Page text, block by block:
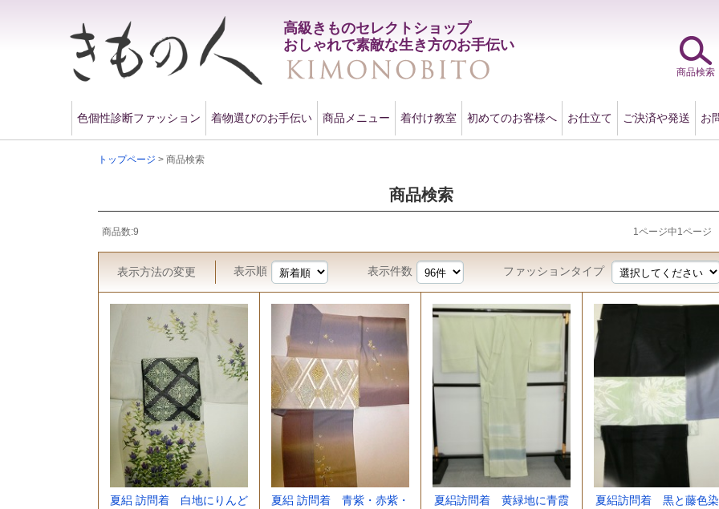
高級きものセレクトショップ
おしゃれで素敵な生き方のお手伝い
色個性診断ファッション 着物選びのお手伝い 商品メニュー 着付け教室 初めてのお客様へ お仕立て ご決済や発送 お
商品検索
トップページ > 商品検索
商品検索
商品数:9 1ページ中1ページ
表示方法の変更 表示順 表示件数 ファッションタイプ
夏絽 訪問着 白地にりんど
夏絽 訪問着 青紫・赤紫・
夏絽訪問着 黄緑地に青霞
夏絽訪問着 黒と藤色